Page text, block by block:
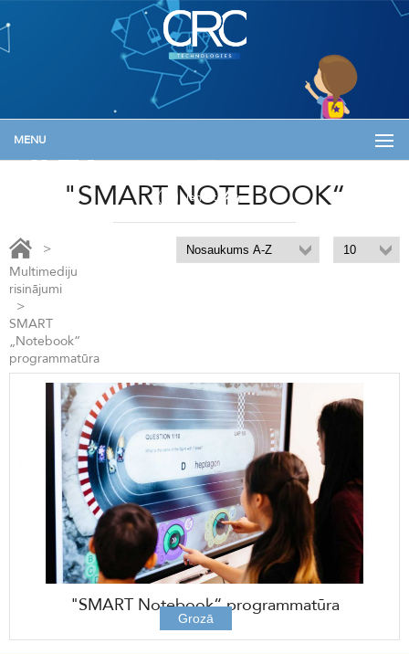
Ienākt
MENU
"SMART NOTEBOOK“
>
Multimediju
risinājumi
>
SMART
„Notebook“
programmatūra
"SMART Notebook“ programmatūra
Grozā